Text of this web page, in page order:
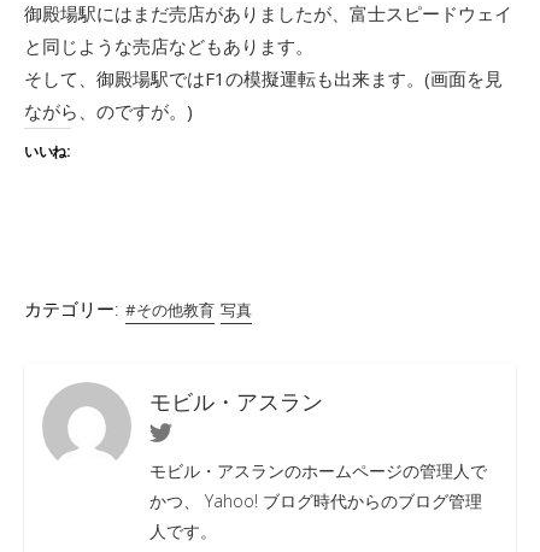
御殿場駅にはまだ売店がありましたが、富士スピードウェイ
と同じような売店などもあります。
そして、御殿場駅ではF1の模擬運転も出来ます。(画面を見
ながら、のですが。)
いいね:
カテゴリー: #その他教育 写真
モビル・アスラン
Twitter
モビル・アスランのホームページの管理人で
かつ、 Yahoo! ブログ時代からのブログ管理
人です。